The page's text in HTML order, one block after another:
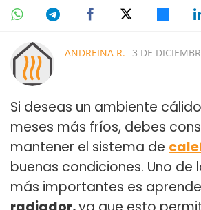
ANDREINA R. 3 DE
Si deseas un ambiente
meses más fríos, debes
mantener el sistema de
buenas condiciones. Uno de
más importantes es